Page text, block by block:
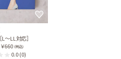
〜LL対応］
￥660 (税込)
0.0(0)